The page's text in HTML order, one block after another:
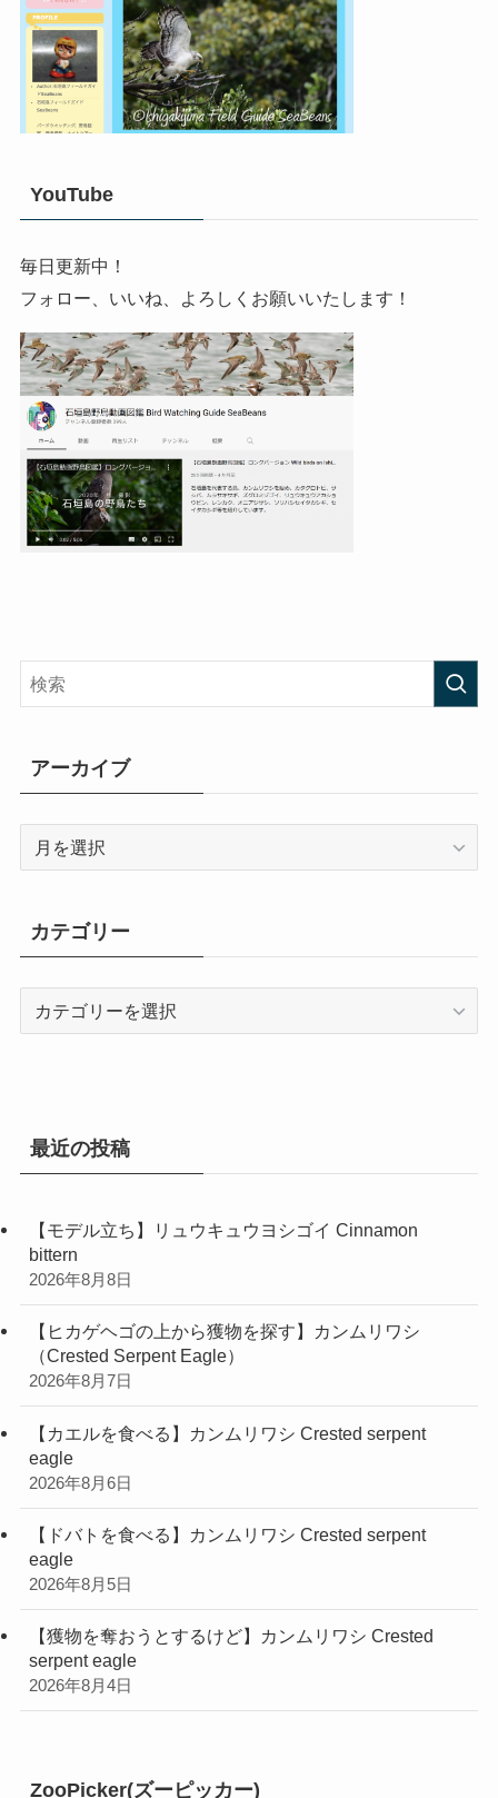
YouTube
毎日更新中！
フォロー、いいね、よろしくお願いいたします！
アーカイブ
ブ
カテゴリー
最近の投稿
【モデル立ち】リュウキュウヨシゴイ Cinnamon
bittern
2026年8月8日
【ヒカゲヘゴの上から獲物を探す】カンムリワシ
（Crested Serpent Eagle）
2026年8月7日
【カエルを食べる】カンムリワシ Crested serpent
eagle
2026年8月6日
【ドバトを食べる】カンムリワシ Crested serpent
eagle
2026年8月5日
【獲物を奪おうとするけど】カンムリワシ Crested
serpent eagle
2026年8月4日
ZooPicker(ズーピッカー)